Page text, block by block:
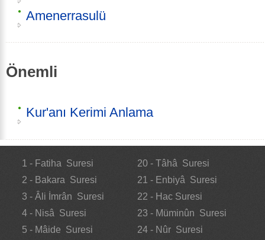
Amenerrasulü
Önemli
Kur'anı Kerimi Anlama
1 - Fatiha Suresi
2 - Bakara Suresi
3 - Âli İmrân Suresi
4 - Nisâ Suresi
5 - Mâide Suresi
20 - Tâhâ Suresi
21 - Enbiyâ Suresi
22 - Hac Suresi
23 - Müminûn Suresi
24 - Nûr Suresi